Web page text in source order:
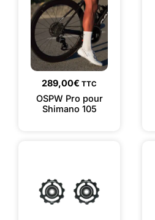
289,00€ TTC
OSPW Pro pour
Shimano 105